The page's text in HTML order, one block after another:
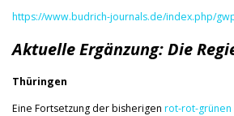
https://www.budrich-journals.de/index.php/
Aktuelle Ergänzung: Die
Thüringen
Eine Fortsetzung der bisherigen rot-rot-grünen